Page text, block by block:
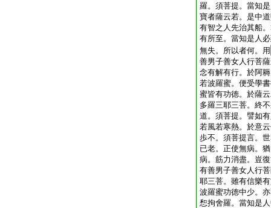
羅。須菩提。當知
寶者薩云若。是中
有智之人先治其船
有所至。當知是人
無失。所以者何。用
善男子善女人行菩
念有解有行。於阿
若波羅蜜。便受學
蜜皆有功徳。於薩
多羅三耶三菩。終
道。須菩提。譬如
若風若寒熱。於意
歩不。須菩提言。
已老。正使無病。
病。筋力消盡。豈
有善男子善女人行
耶三菩。雖有信樂
波羅蜜功徳中少。
惒拘舍羅。當知是